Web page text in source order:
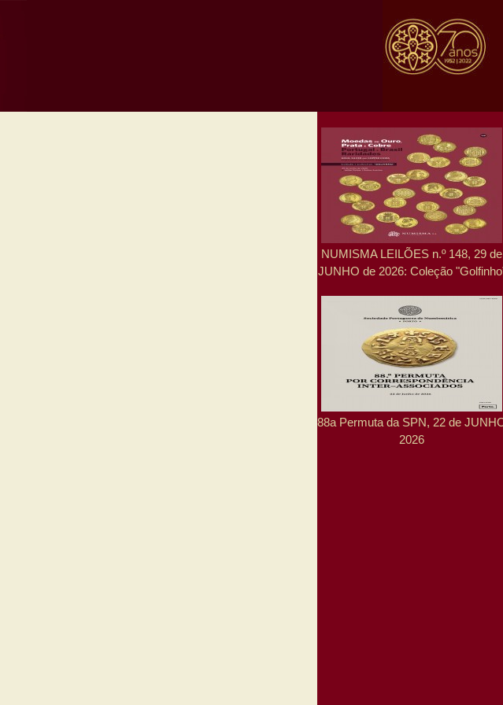
NUMISMA LEILÕES n.º 148, 29 de
JUNHO de 2026: Coleção
88a Permuta da SPN, 22 de
2026